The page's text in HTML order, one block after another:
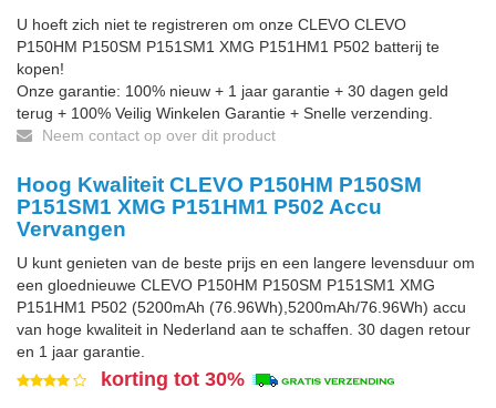
U hoeft zich niet te registreren om onze CLEVO CLEVO
P150HM P150SM P151SM1 XMG P151HM1 P502 batterij te
kopen!
Onze garantie: 100% nieuw + 1 jaar garantie + 30 dagen geld
terug + 100% Veilig Winkelen Garantie + Snelle verzending.
Neem contact op over dit product
Hoog Kwaliteit CLEVO P150HM P150SM
P151SM1 XMG P151HM1 P502 Accu
Vervangen
U kunt genieten van de beste prijs en een langere levensduur om
een gloednieuwe CLEVO P150HM P150SM P151SM1 XMG
P151HM1 P502 (5200mAh (76.96Wh),5200mAh/76.96Wh) accu
van hoge kwaliteit in Nederland aan te schaffen. 30 dagen retour
en 1 jaar garantie.
korting tot 30%